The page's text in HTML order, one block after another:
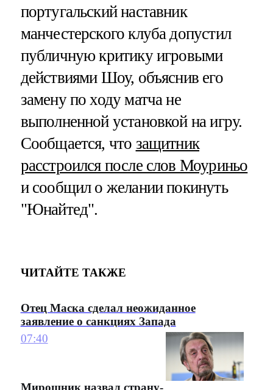
португальский наставник
манчестерского клуба допустил
публичную критику игровыми
действиями Шоу, объяснив его
замену по ходу матча не
выполненной установкой на игру.
Сообщается, что защитник
расстроился после слов Моуриньо
и сообщил о желании покинуть
"Юнайтед".
ЧИТАЙТЕ ТАКЖЕ
Отец Маска сделал неожиданное
заявление о санкциях Запада
07:40
Мирошник назвал страну-